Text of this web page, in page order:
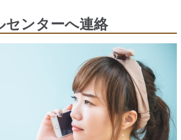
センターへ連絡